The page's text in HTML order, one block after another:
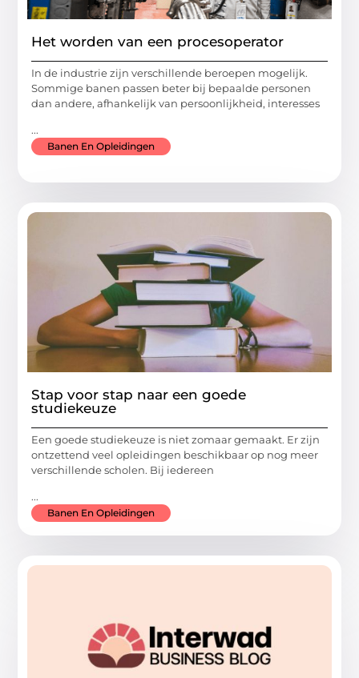
Het worden van een procesoperator
In de industrie zijn verschillende beroepen mogelijk.
Sommige banen passen beter bij bepaalde personen
dan andere, afhankelijk van persoonlijkheid, interesses
...
Banen En Opleidingen
Stap voor stap naar een goede
studiekeuze
Een goede studiekeuze is niet zomaar gemaakt. Er zijn
ontzettend veel opleidingen beschikbaar op nog meer
verschillende scholen. Bij iedereen
...
Banen En Opleidingen